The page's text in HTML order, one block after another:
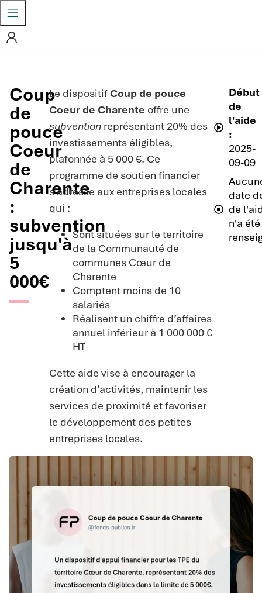
Coup
de
pouce
Coeur
de
Charente
:
subvention
jusqu'à
5
000€
Le dispositif Coup de pouce
Coeur de Charente offre une
subventionreprésentant 20% des
investissements éligibles,
plafonnée à 5 000 €. Ce
programme de soutien financier
s’adresse aux entreprises locales
qui :
Sont situées sur le territoire
de la Communauté de
communes Cœur de
Charente
Comptent moins de 10
salariés
Réalisent un chiffre d’affaires
annuel inférieur à 1 000 000 €
HT
Cette aide vise à encourager la
création d’activités, maintenir les
services de proximité et favoriser
le développement des petites
entreprises locales.
Début
de
l'aide
:
2025-
09-09
date
de
n'a été